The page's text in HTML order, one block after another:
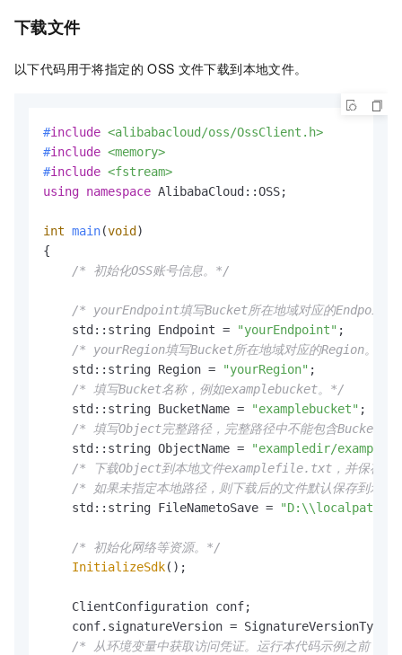
下载文件
以下代码用于将指定的 OSS 文件下载到本地文件。
#include <alibabacloud/oss/OssClient.h>
#include <memory>
#include <fstream>
using namespace AlibabaCloud::OSS;
int main(void )
{
/* 初始化OSS账号信息。*/
/* yourEndpoint填写Bucket所在地域对应的
    std::string Endpoint =
"yourEndpoint" ;
/* yourRegion填写Bucket所在地域对应的Region。以
    std::string Region =
"yourRegion" ;
/* 填写Bucket名称，例如examplebucket。*/
    std::string BucketName =
"examplebucket" ;
/* 填写Object完整路径，完整路径中不能包含
    std::string ObjectName =
"exampledir/
/* 下载Object到本地文件examplefile.txt，并保存到指
/* 如果未指定本地路径，则下载后的文件默认保存到示
    std::string FileNametoSave =
/* 初始化网络等资源。*/
InitializeSdk();
    ClientConfiguration conf;
conf.signatureVersion =
/* 从环境变量中获取访问凭证。运行本代码示例之前，请确